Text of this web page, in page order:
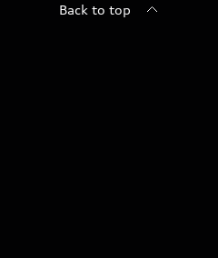
Back to top